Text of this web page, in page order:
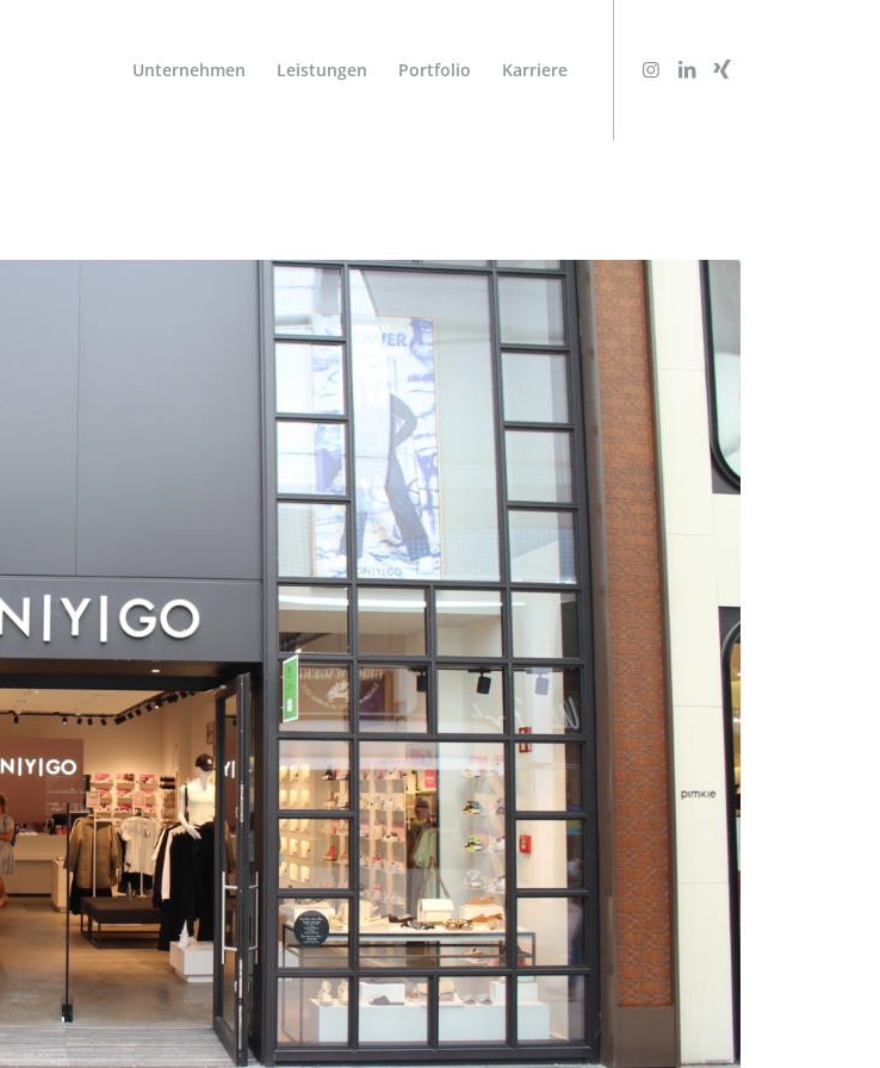
Unternehmen Leistungen Portfolio Karriere